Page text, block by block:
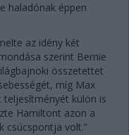
haladónak éppen
az idény két
szerint Bernie
összetettet
míg Max
külön is
Hamiltont azon a
csúcspontja volt.”